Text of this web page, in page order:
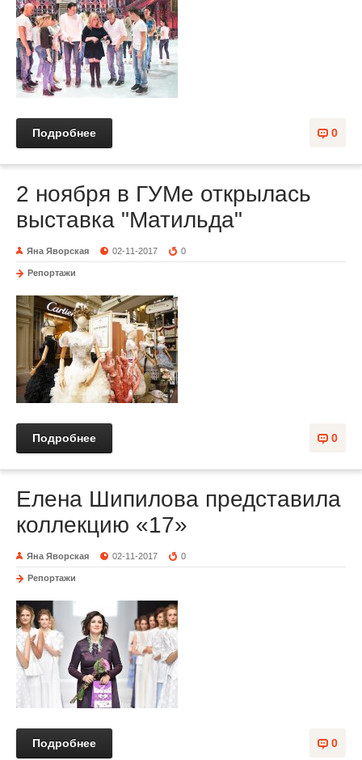
0
Подробнее
2 ноября в ГУМе открылась
выставка "Матильда"
Яна Яворская 02-11-2017 0
Репортажи
0
Подробнее
Елена Шипилова представила
коллекцию «17»
Яна Яворская 02-11-2017 0
Репортажи
0
Подробнее